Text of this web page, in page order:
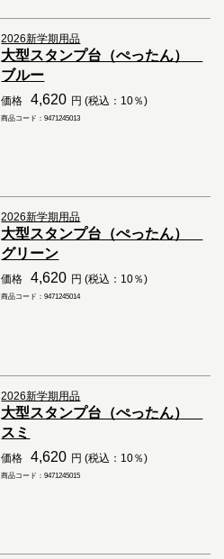
2026新学期用品
大型スタンプ台（ぺったん）
ブルー
価格 4,620 円 (税込：10％)
商品コード：9471245013
2026新学期用品
大型スタンプ台（ぺったん）
グリーン
価格 4,620 円 (税込：10％)
商品コード：9471245014
2026新学期用品
大型スタンプ台（ぺったん）
スミ
価格 4,620 円 (税込：10％)
商品コード：9471245015